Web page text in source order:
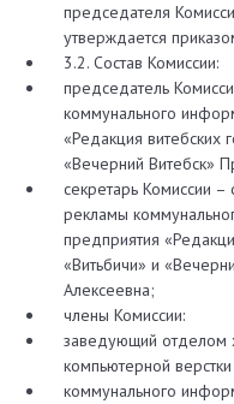
председателя
утверждается
3.2. Состав Комиссии:
председатель
коммунального
«Редакция витебских
«Вечерний Витебск»
секретарь Комиссии –
рекламы
предприятия
«Витьбичи» и
Алексеевна;
члены Комиссии:
заведующий отделом
компьютерной верстки
коммунального